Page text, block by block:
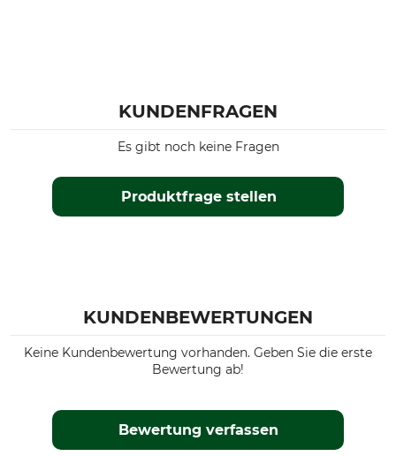
KUNDENFRAGEN
Produktfrage stellen
Es gibt noch keine Fragen
KUNDENBEWERTUNGEN
Keine Kundenbewertung vorhanden. Geben Sie die erste
Bewertung ab!
Bewertung verfassen